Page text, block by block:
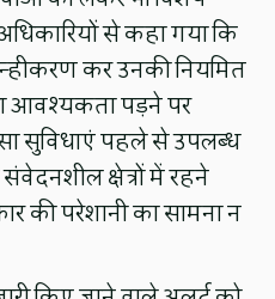
से कहा गया कि
कर उनकी नियमित
आवश्यकता पड़ने पर
सुविधाएं पहले से उपलब्ध
क्षेत्रों में रहने
की परेशानी का सामना न